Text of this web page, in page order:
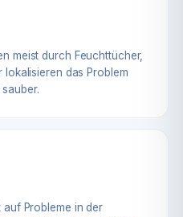
meist durch Feuchttücher,
lokalisieren das Problem
auf Probleme in der